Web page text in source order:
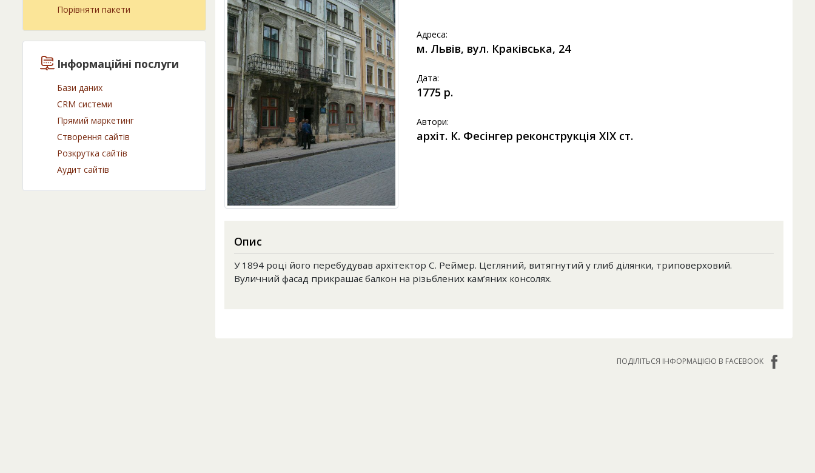
Порівняти пакети
Інформаційні послуги
Бази даних
CRM системи
Прямий маркетинг
Створення сайтів
Розкрутка сайтів
Аудит сайтів
Адреса:
м. Львів, вул. Краківська, 24
Дата:
1775 p.
Автори:
архіт. К. Фесінгер реконструкція XIX ст.
Опис
У 1894 році його перебудував архітектор С. Реймер. Цегляний, витягнутий у глиб ділянки, триповерховий.
Вуличний фасад прикрашає балкон на різьблених кам’яних консолях.
ПОДІЛІТЬСЯ ІНФОРМАЦІЄЮ В FACEBOOK